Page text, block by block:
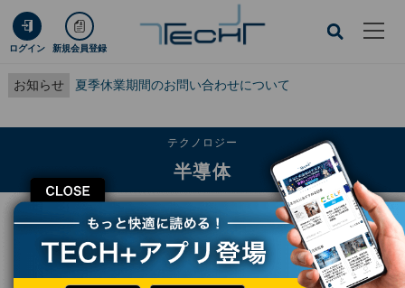
ログイン 新規会員登録
お知らせ 夏季休業期間のお問い合わせについて
CLOSE
テクノロジー
半導体
TECH+ テクノロジー
半導体
半導体ファウンドリ上位10社の2026年第1四半期売上高は3.7％増の約480億ド